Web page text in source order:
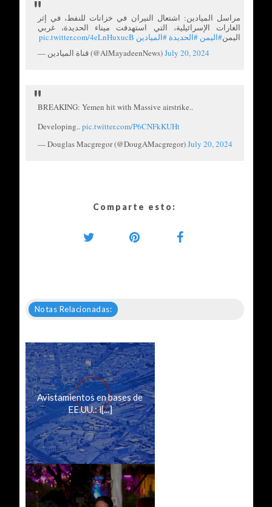
مراسل الميادين: اشتعال النيران في خزانات للنفط، في إثر
الغارات الإسرائيلية، التي استهدفت ميناء الحديدة، غربي
اليمن#اليمن #الحديدة #الميادين pic.twitter.com/4eLnHuxucB
— قناة الميادين (@AlMayadeenNews)July 20, 2024
BREAKING: Yemen hit with Massive airstrike..
Developing..pic.twitter.com/P6CNFkKUHt
— Douglas Macgregor (@DougAMacgregor)July 20, 2024
Comparte esto:
Notas Relacionadas:
Avistamientos en bases de
EE.UU.: l[...]